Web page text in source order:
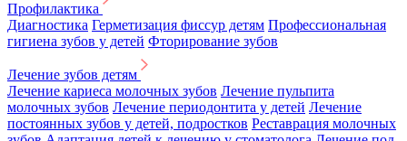
Профилактика
Диагностика Герметизация фиссур детям Профессиональная
гигиена зубов у детей Фторирование зубов
Лечение зубов детям
Лечение кариеса молочных зубов Лечение пульпита
молочных зубов Лечение периодонтита у детей Лечение
постоянных зубов у детей, подростков Реставрация молочных